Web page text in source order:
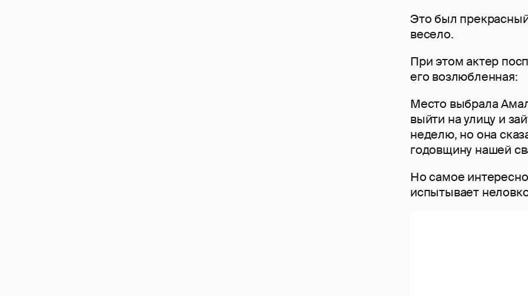
Это был
весело.
При этом актер
его возлюбленная:
Место выбрала
выйти на улицу и
неделю, но она
годовщину нашей
Но самое
испытывает